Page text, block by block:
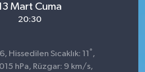
Mart Cuma
20:30
Hissedilen Sıcaklık: 11 ° ,
hPa, Rüzgar: 9 km/s,